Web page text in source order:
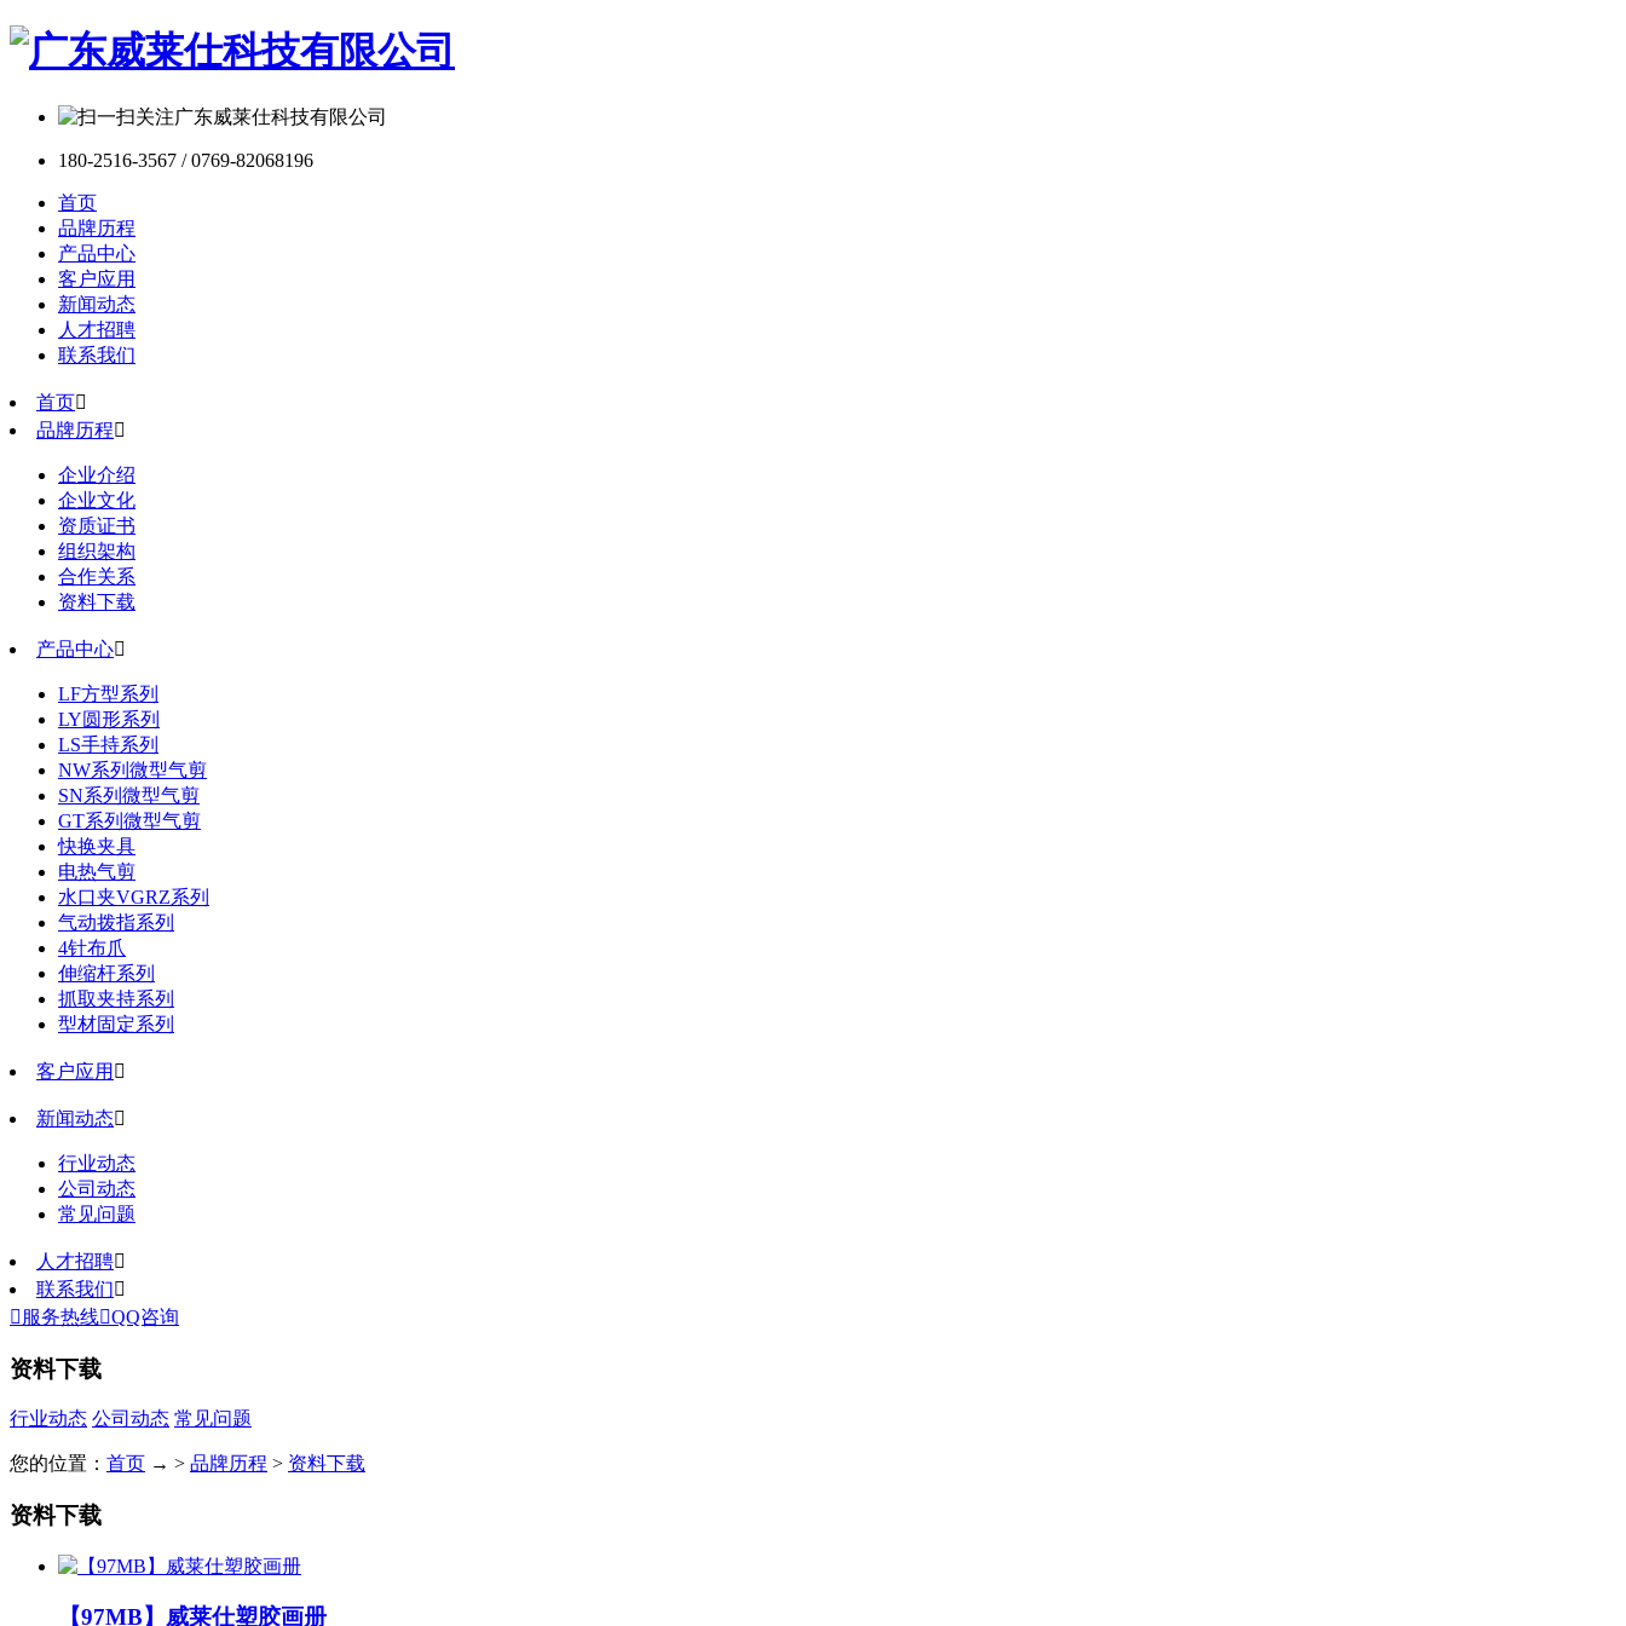
180-2516-3567 / 0769-82068196
首页
品牌历程
产品中心
客户应用
新闻动态
人才招聘
联系我们
首页
品牌历程
企业介绍
企业文化
资质证书
组织架构
合作关系
资料下载
产品中心
LF方型系列
LY圆形系列
LS手持系列
NW系列微型气剪
SN系列微型气剪
GT系列微型气剪
快换夹具
电热气剪
水口夹VGRZ系列
气动拨指系列
4针布爪
伸缩杆系列
抓取夹持系列
型材固定系列
客户应用 
新闻动态
行业动态
公司动态
常见问题
人才招聘
联系我们
 服务热线QQ咨询
资料下载
行业动态 公司动态 常见问题
您的位置： 首页 → > 品牌历程 > 资料下载
资料下载
【97MB】威莱仕塑胶画册